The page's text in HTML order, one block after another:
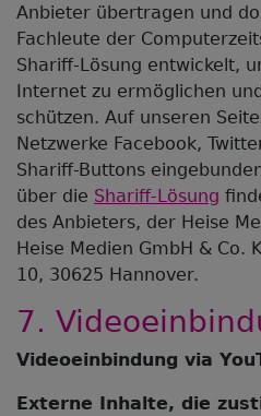
Anbieter übertragen und
Fachleute der
Shariff-Lösung entwickelt,
Internet zu ermöglichen
schützen. Auf unseren
Netzwerke Facebook,
Shariff-Buttons
über die Shariff-Lösung
des Anbieters, der Heise
Heise Medien GmbH & Co.
10, 30625 Hannover.
7.
Videoeinbindung via
Externe Inhalte, die